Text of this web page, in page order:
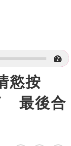
慾按
最後合